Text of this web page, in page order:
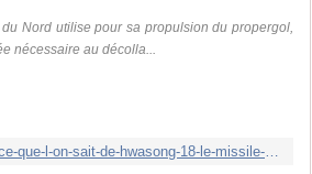
Nord utilise pour sa propulsion du propergol,
nécessaire au décolla...
https://www.bfmtv.com/economie/entreprises/defense/ce-que-l-on-sait-de-hwasong-18-le-missile-a-combustible-solide-nord-coreen_AD-202304150183.html